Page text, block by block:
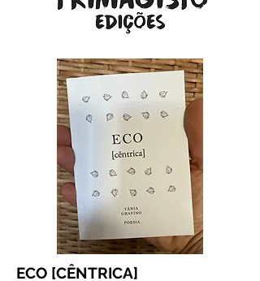
ECO [CÊNTRICA]